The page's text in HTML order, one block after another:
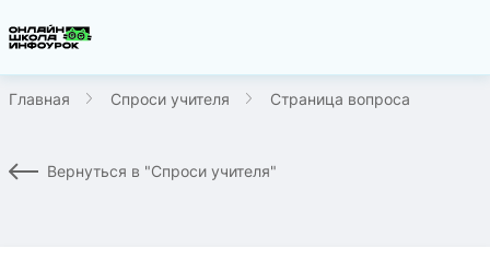
Главная Спроси учителя Страница вопроса
Вернуться в "Спроси учителя"